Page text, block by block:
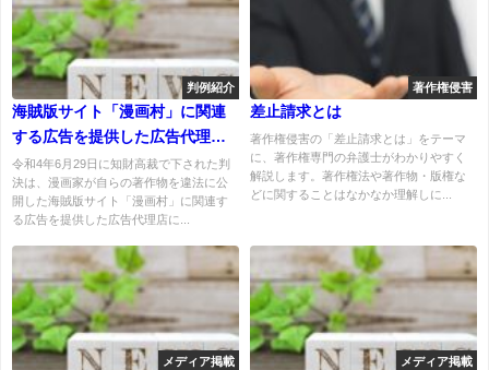
判例紹介
海賊版サイト「漫画村」に関連
する広告を提供した広告代理店
に対する損害賠償を認定した裁
判例
令和4年6月29日に知財高裁で下された判
決は、漫画家が自らの著作物を違法に公
開した海賊版サイト「漫画村」に関連す
る広告を提供した広告代理店に...
著作権侵害
差止請求とは
著作権侵害の「差止請求とは」をテーマ
に、著作権専門の弁護士がわかりやすく
解説します。著作権法や著作物・版権な
どに関することはなかなか理解しに...
メディア掲載 メディア掲載